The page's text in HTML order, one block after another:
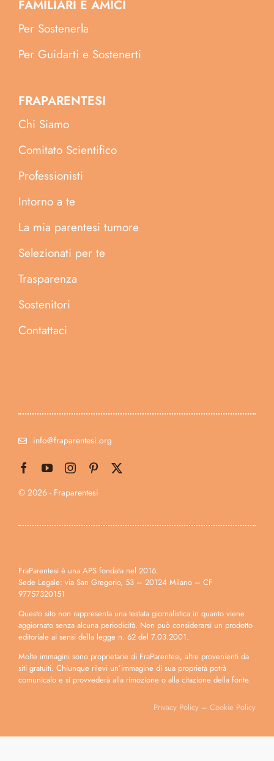
FAMILIARI E AMICI
Per Sostenerla
Per Guidarti e Sostenerti
FRAPARENTESI
Chi Siamo
Comitato Scientifico
Professionisti
Intorno a te
La mia parentesi tumore
Selezionati per te
Trasparenza
Sostenitori
Contattaci
info@fraparentesi.org
© 2026 - Fraparentesi
FraParentesi è una APS fondata nel 2016.
Sede Legale: via San Gregorio, 53 – 20124 Milano – CF
97757320151
Questo sito non rappresenta una testata giornalistica in quanto viene
aggiornato senza alcuna periodicità. Non può considerarsi un prodotto
editoriale ai sensi della legge n. 62 del 7.03.2001.
Molte immagini sono proprietarie di FraParentesi, altre provenienti da
siti gratuiti. Chiunque rilevi un’immagine di sua proprietà potrà
comunicalo e si provvederà alla rimozione o alla citazione della fonte.
Privacy Policy –Cookie Policy